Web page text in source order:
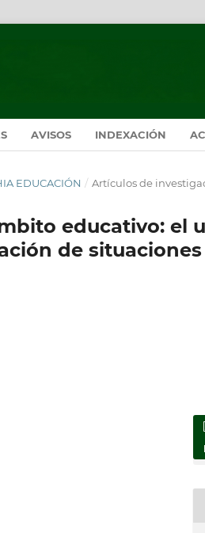
AVISOS INDEXACIÓN
EDUCACIÓN / Artículos de
educativo: el
de